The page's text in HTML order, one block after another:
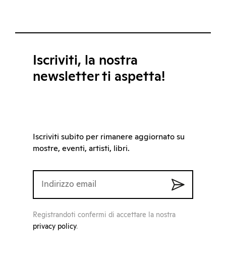
Iscriviti, la nostra
newsletter ti aspetta!
Iscriviti subito per rimanere aggiornato su
mostre, eventi, artisti, libri.
Registrandoti confermi di accettare la nostra
privacy policy.